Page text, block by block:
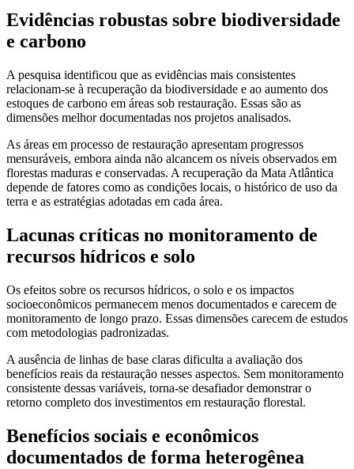
Evidências robustas sobre biodiversidade
e carbono
A pesquisa identificou que as evidências mais consistentes
relacionam-se à recuperação da biodiversidade e ao aumento dos
estoques de carbono em áreas sob restauração. Essas são as
dimensões melhor documentadas nos projetos analisados.
As áreas em processo de restauração apresentam progressos
mensuráveis, embora ainda não alcancem os níveis observados em
florestas maduras e conservadas. A recuperação da Mata Atlântica
depende de fatores como as condições locais, o histórico de uso da
terra e as estratégias adotadas em cada área.
Lacunas críticas no monitoramento de
recursos hídricos e solo
Os efeitos sobre os recursos hídricos, o solo e os impactos
socioeconômicos permanecem menos documentados e carecem de
monitoramento de longo prazo. Essas dimensões carecem de estudos
com metodologias padronizadas.
A ausência de linhas de base claras dificulta a avaliação dos
benefícios reais da restauração nesses aspectos. Sem monitoramento
consistente dessas variáveis, torna-se desafiador demonstrar o
retorno completo dos investimentos em restauração florestal.
Benefícios sociais e econômicos
documentados de forma heterogênea